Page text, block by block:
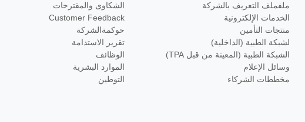
ملفملف التعريف بالشركة
الخدمات الإلكترونية
منتجات التأمين
لشبكة الطبية (الداخلية)
الشبكة الطبية (المعينة من قبل TPA)
وسائل الإعلام
مخططات الشركاء
الشكاوى والمقترحات
Customer Feedback
حوكمةالشركة
تقرير الاستدامة
الوظائف
الموارد البشرية
التوطين